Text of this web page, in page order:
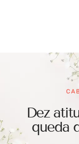
Dez
queda